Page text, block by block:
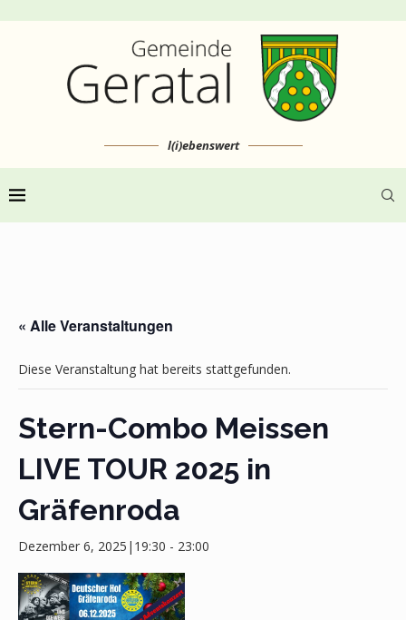
l(i)ebenswert
« Alle Veranstaltungen
Diese Veranstaltung hat bereits stattgefunden.
Stern-Combo Meissen
LIVE TOUR 2025 in
Gräfenroda
Dezember 6, 2025|19:30 - 23:00